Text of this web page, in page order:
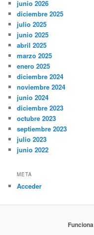
junio 2026
diciembre 2025
julio 2025
junio 2025
abril 2025
marzo 2025
enero 2025
diciembre 2024
noviembre 2024
junio 2024
diciembre 2023
octubre 2023
septiembre 2023
julio 2023
junio 2022
META
Acceder